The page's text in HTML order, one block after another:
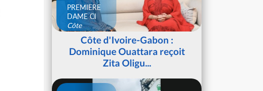
PREMIERE
DAME CI
Côte
d'IvoireCôte d'Ivoire-Gabon :
Dominique Ouattara reçoit
Zita Oligu...